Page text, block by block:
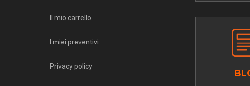
Il mio carrello
I miei preventivi
Privacy policy